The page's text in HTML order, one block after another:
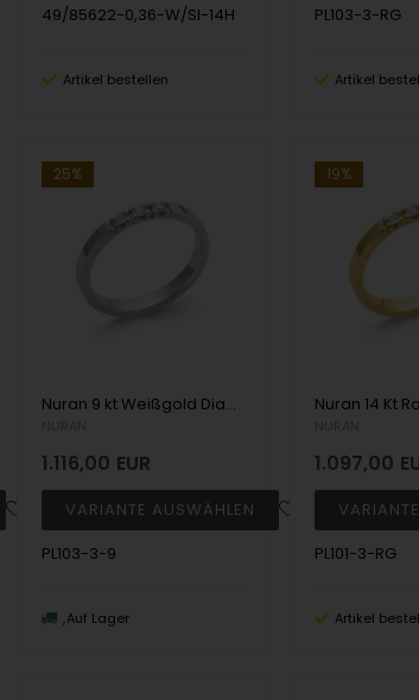
49/85622-0,36-W/SI-14H
Artikel bestellen
PL103-3-RG
Artikel
25%
Nuran 9 kt Weißgold Diamant Allianz Ring, aus Nuran Classic Serie mit 3 Stück 0,07 kt Diamanten Wesselton / SI
1.116,00 EUR
PL103-3-9
Auf Lager
19%
1.097,00
PL101-3-RG
Artikel